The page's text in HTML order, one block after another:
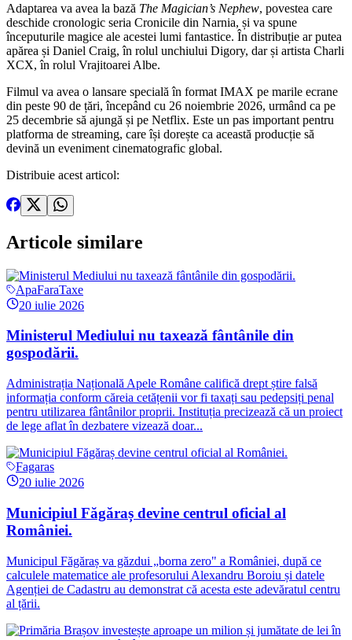
Adaptarea va avea la bază The Magician’s Nephew, povestea care
deschide cronologic seria Cronicile din Narnia, și va spune
începuturile magice ale acestei lumi fantastice. În distribuție ar putea
apărea și Daniel Craig, în rolul unchiului Digory, dar și artista Charli
XCX, în rolul Vrajitoarei Albe.
Filmul va avea o lansare specială în format IMAX pe marile ecrane
din peste 90 de țări, începând cu 26 noiembrie 2026, urmând ca pe
25 decembrie să ajungă și pe Netflix. Este un pas important pentru
platforma de streaming, care își dorește ca această producție să
devină un eveniment cinematografic global.
Distribuie acest articol:
Articole similare
ApaFaraTaxe
20 iulie 2026
Ministerul Mediului nu taxează fântânile din
gospodării.
Administrația Națională Apele Române califică drept știre falsă
informația conform căreia cetățenii vor fi taxați sau pedepsiți penal
pentru utilizarea fântânilor proprii. Instituția precizează că un proiect
de lege aflat în dezbatere vizează doar...
Fagaras
20 iulie 2026
Municipiul Făgăraș devine centrul oficial al
României.
Municipul Făgăraș va găzdui „borna zero" a României, după ce
calculele matematice ale profesorului Alexandru Boroiu și datele
Agenției de Cadastru au demonstrat că acesta este adevăratul centru
al țării.